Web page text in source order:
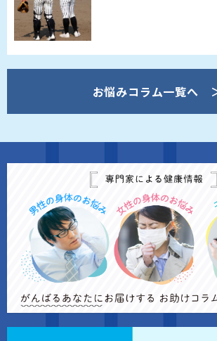
お悩みコラム一覧へ